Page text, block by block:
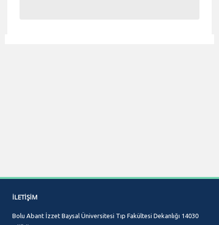
İLETIŞIM
Bolu Abant İzzet Baysal Üniversitesi Tıp Fakültesi Dekanlığı 14030